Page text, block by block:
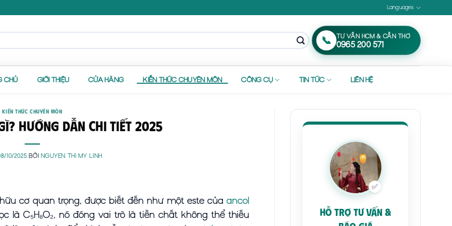
Languages
📞 TƯ VẤN HCM & CẦN THƠ
0965 200 571
CHỦ GIỚI THIỆU CỬA HÀNG KIẾN THỨC CHUYÊN MÔN CÔNG CỤ TIN TỨC LIÊN HỆ
KIẾN THỨC CHUYÊN MÔN
hướng dẫn chi tiết 2025
10/2025 BỞI NGUYEN THI MY LINH
cơ quan trọng, được biết đến như một este củaancol
là C₅H₈O₂, nó đóng vai trò là tiền chất không thể thiếu
✅
HỖ TRỢ TƯ VẤN &